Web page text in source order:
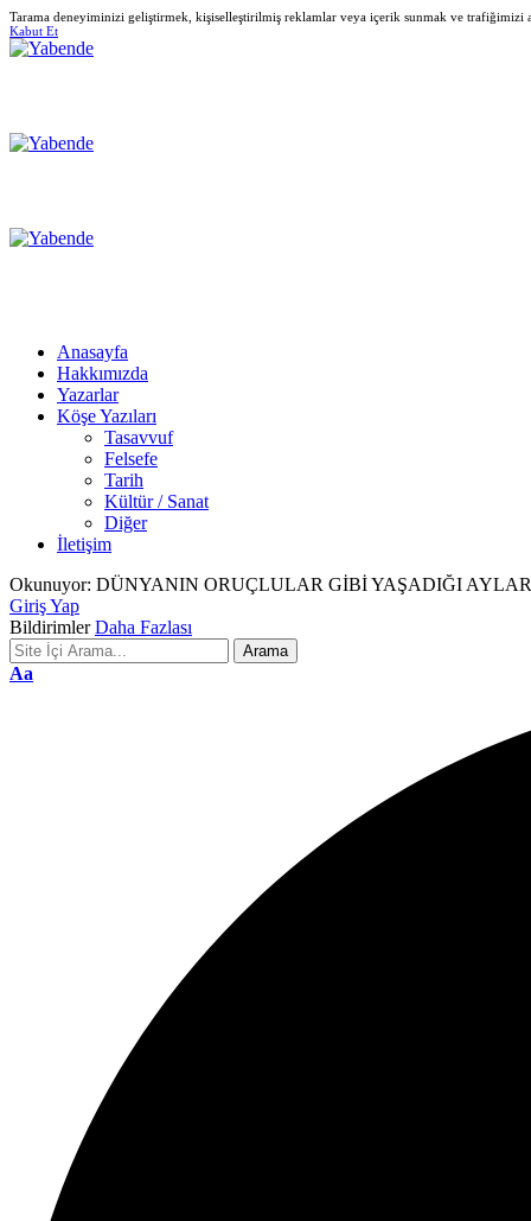
Tarama deneyiminizi geliştirmek, kişiselleştirilmiş reklamlar veya içerik sunmak ve
Kabut Et
Anasayfa
Hakkımızda
Yazarlar
Köşe Yazıları
Tasavvuf
Felsefe
Tarih
Kültür / Sanat
Diğer
İletişim
Okunuyor: DÜNYANIN ORUÇLULAR GİBİ YAŞADIĞI
Giriş Yap
Bildirimler Daha Fazlası
Font
Aa